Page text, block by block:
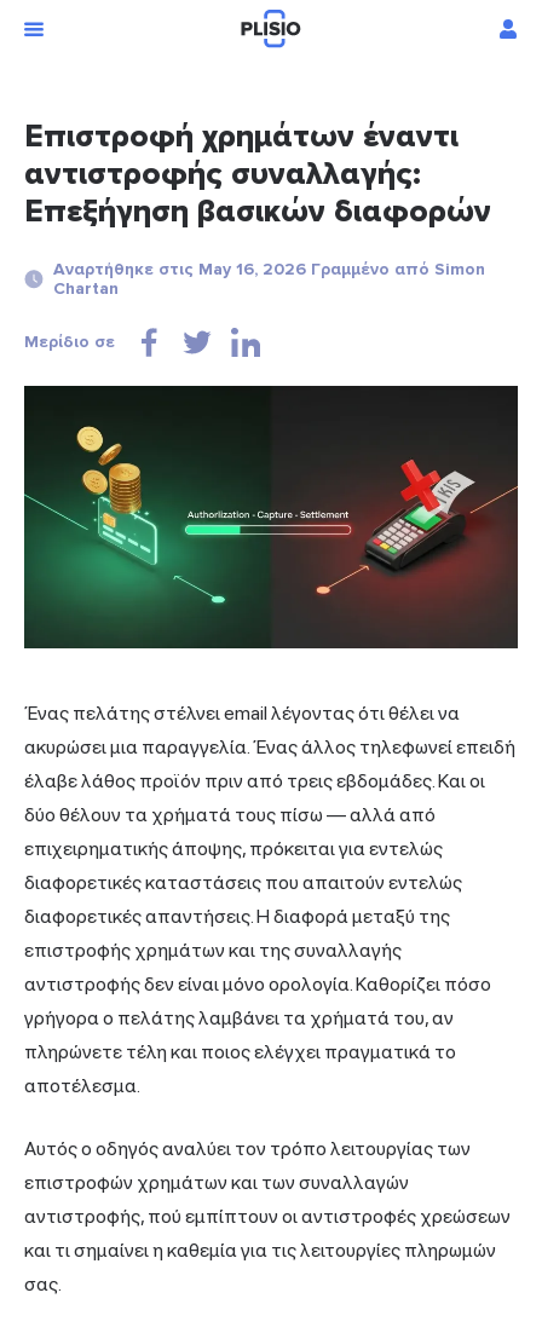
Επιστροφή χρημάτων έναντι
αντιστροφής συναλλαγής:
Επεξήγηση βασικών διαφορών
Αναρτήθηκε στις May 16, 2026 Γραμμένο από Simon
Chartan
Μερίδιο σε
Ένας πελάτης στέλνει email λέγοντας ότι θέλει να
ακυρώσει μια παραγγελία. Ένας άλλος τηλεφωνεί επειδή
έλαβε λάθος προϊόν πριν από τρεις εβδομάδες. Και οι
δύο θέλουν τα χρήματά τους πίσω — αλλά από
επιχειρηματικής άποψης, πρόκειται για εντελώς
διαφορετικές καταστάσεις που απαιτούν εντελώς
διαφορετικές απαντήσεις. Η διαφορά μεταξύ της
επιστροφής χρημάτων και της συναλλαγής
αντιστροφής δεν είναι μόνο ορολογία. Καθορίζει πόσο
γρήγορα ο πελάτης λαμβάνει τα χρήματά του, αν
πληρώνετε τέλη και ποιος ελέγχει πραγματικά το
αποτέλεσμα.
Αυτός ο οδηγός αναλύει τον τρόπο λειτουργίας των
επιστροφών χρημάτων και των συναλλαγών
αντιστροφής, πού εμπίπτουν οι αντιστροφές χρεώσεων
και τι σημαίνει η καθεμία για τις λειτουργίες πληρωμών
σας.